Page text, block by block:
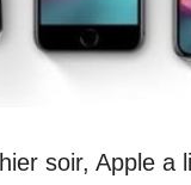
soir, Apple a